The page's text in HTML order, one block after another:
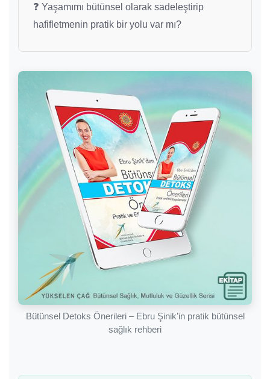
❓ Yaşamımı bütünsel olarak sadeleştirip
hafifletmenin pratik bir yolu var mı?
Bütünsel Detoks Önerileri – Ebru Şinik’in pratik bütünsel
sağlık rehberi